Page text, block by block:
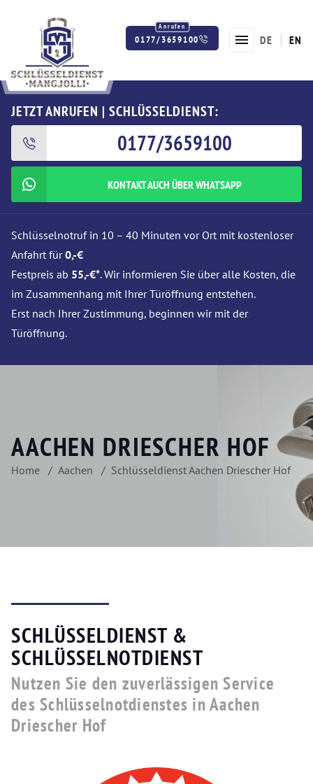
0177/3659100 DE EN
JETZT ANRUFEN | SCHLÜSSELDIENST:
0177/3659100
KONTAKT AUCH ÜBER WHATSAPP
Schlüsselnotruf in 10 – 40 Minuten vor Ort mit kostenloser
Anfahrt für0,-€
Festpreis ab 55,-€*. Wir informieren Sie über alle Kosten, die
im Zusammenhang mit Ihrer Türöffnung entstehen.
Erst nach Ihrer Zustimmung, beginnen wir mit der
Türöffnung.
AACHEN DRIESCHER HOF
Home Aachen Schlüsseldienst Aachen Driescher Hof
SCHLÜSSELDIENST &
SCHLÜSSELNOTDIENST
Nutzen Sie den zuverlässigen Service
des Schlüsselnotdienstes in Aachen
Driescher Hof